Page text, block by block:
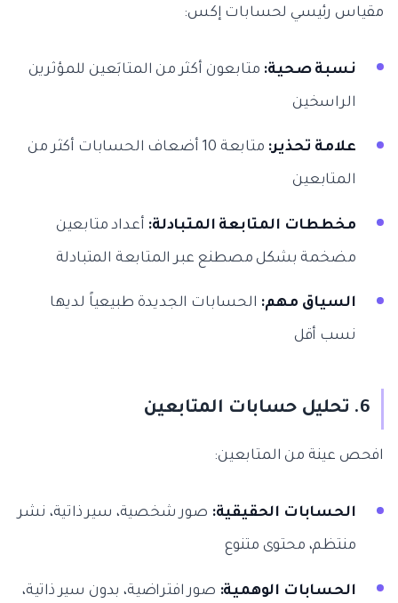
مقياس رئيسي لحسابات إكس:
نسبة صحية:متابعون أكثر من المتابَعين للمؤثرين
الراسخين
علامة تحذير: متابعة 10 أضعاف الحسابات أكثر من
المتابعين
مخططات المتابعة المتبادلة:أعداد متابعين
مضخمة بشكل مصطنع عبر المتابعة المتبادلة
السياق مهم:الحسابات الجديدة طبيعياً لديها
نسب أقل
6. تحليل حسابات المتابعين
افحص عينة من المتابعين:
الحسابات الحقيقية:صور شخصية، سير ذاتية، نشر
منتظم، محتوى متنوع
الحسابات الوهمية:صور افتراضية، بدون سير ذاتية،